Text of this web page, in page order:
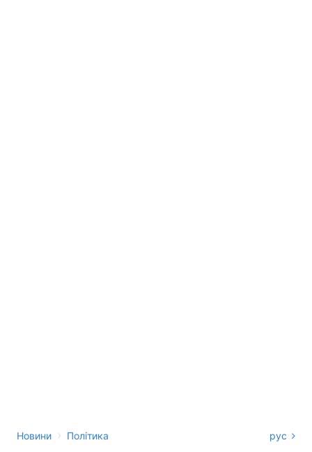
Новини › Політика рус